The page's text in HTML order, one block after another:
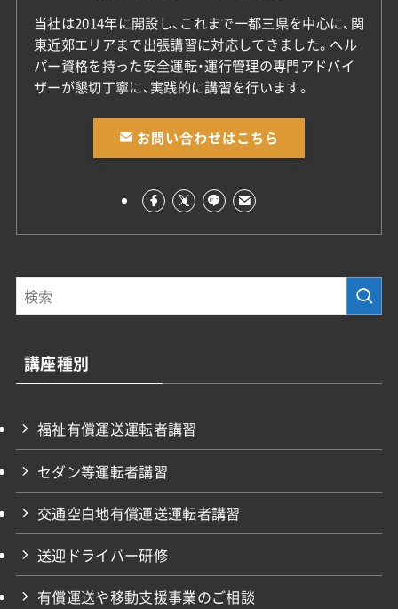
当社は2014年に開設し、これまで一都三県を中心に、関
東近郊エリアまで出張講習に対応してきました。ヘル
パー資格を持った安全運転・運行管理の専門アドバイ
ザーが懇切丁寧に、実践的に講習を行います。
お問い合わせはこちら
講座種別
福祉有償運送運転者講習
セダン等運転者講習
交通空白地有償運送運転者講習
送迎ドライバー研修
有償運送や移動支援事業のご相談